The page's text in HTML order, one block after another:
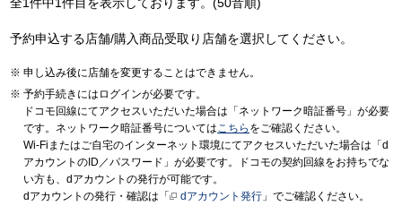
予約申込する店舗/購入商品受取り店舗を選択してください。
申し込み後に店舗を変更することはできません。
予約手続きにはログインが必要です。
ドコモ回線にてアクセスいただいた場合は「ネットワーク暗証番号」が必要
です。ネットワーク暗証番号についてはこちら をご確認ください。
Wi-Fiまたはご自宅のインターネット環境にてアクセスいただいた場合は「d
アカウントのID／パスワード」が必要です。ドコモの契約回線をお持ちでな
い方も、dアカウントの発行が可能です。
dアカウントの発行・確認は「
dアカウント発行 」でご確認ください。